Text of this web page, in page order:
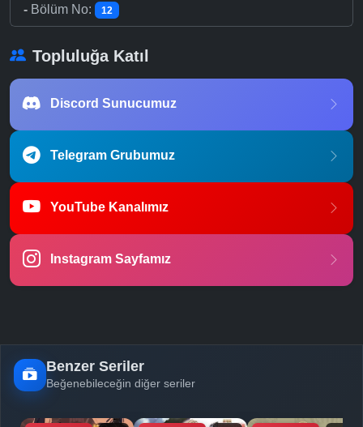
- Bölüm No: 12
Topluluğa Katıl
Discord Sunucumuz
Telegram Grubumuz
YouTube Kanalımız
Instagram Sayfamız
Benzer Seriler
Beğenebileceğin diğer seriler